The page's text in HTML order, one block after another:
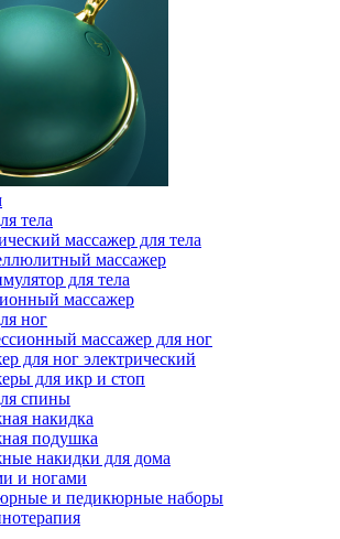
тела
массажер для тела
массажер
для тела
массажер
ног
массажер для ног
для ног электрический
для икр и стоп
спины
накидка
подушка
накидки для дома
и ногами
и педикюрные наборы